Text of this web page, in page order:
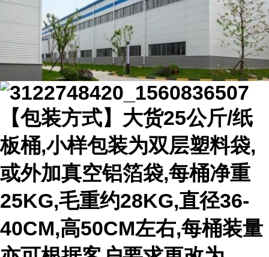
【包装方式】大货25公斤/纸
板桶,小样包装为双层塑料袋,
或外加真空铝箔袋,每桶净重
25KG,毛重约28KG,直径36-
40CM,高50CM左右,每桶装量